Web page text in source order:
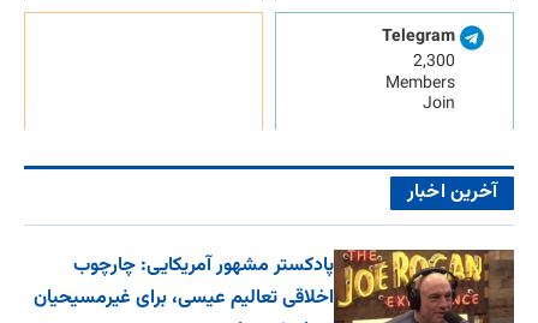
Telegram
2,300
Members
Join
آخرین اخبار
پادکستر مشهور آمریکایی: چارچوب
اخلاقی تعالیم عیسی، برای غیرمسیحیان